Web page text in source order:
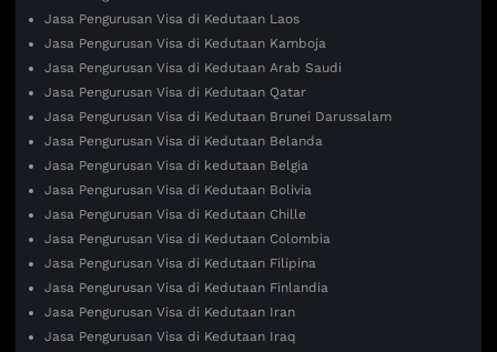
Jasa Pengurusan Visa di Kedutaan Laos
Jasa Pengurusan Visa di Kedutaan Kamboja
Jasa Pengurusan Visa di Kedutaan Arab Saudi
Jasa Pengurusan Visa di Kedutaan Qatar
Jasa Pengurusan Visa di Kedutaan Brunei Darussalam
Jasa Pengurusan Visa di Kedutaan Belanda
Jasa Pengurusan Visa di kedutaan Belgia
Jasa Pengurusan Visa di Kedutaan Bolivia
Jasa Pengurusan Visa di Kedutaan Chille
Jasa Pengurusan Visa di Kedutaan Colombia
Jasa Pengurusan Visa di Kedutaan Filipina
Jasa Pengurusan Visa di Kedutaan Finlandia
Jasa Pengurusan Visa di Kedutaan Iran
Jasa Pengurusan Visa di Kedutaan Iraq